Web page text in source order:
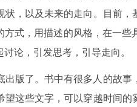
，以及未来的走向。目前，
式，用描述的风格，在一
论，引发思考，引导走向。
版了。书中有很多人的故
这些文字，可以穿越时间的